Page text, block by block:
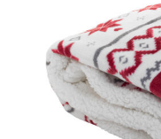
Champagneglazen
Cocktailglazen
Wijnglazen